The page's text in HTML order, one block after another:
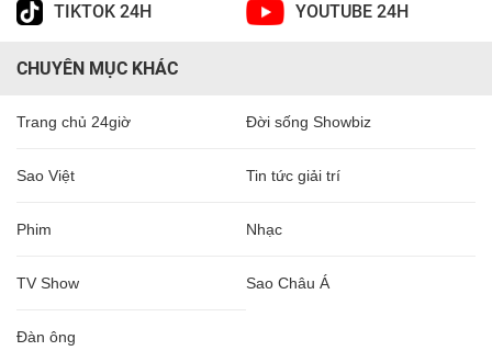
TIKTOK 24H YOUTUBE 24H
CHUYÊN MỤC KHÁC
Trang chủ 24giờ Đời sống Showbiz
Sao Việt Tin tức giải trí
Phim Nhạc
TV Show Sao Châu Á
Đàn ông